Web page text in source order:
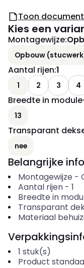
Toon
Kies een
Montagewijze:
Opbouw
Aantal rijen:1
1 2 3 4
Breedte in
13
Transparant
nee
Belangrijke
Montagewijze -
Aantal rijen- 1
Breedte in
Transparant
Materiaal
1 stuk(s)
Product